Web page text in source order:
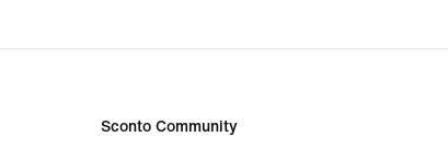
price
Sconto Community